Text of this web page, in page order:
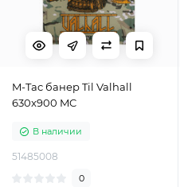
M-Tac банер Til Valhall
630x900 MC
В наличии
51485008
0